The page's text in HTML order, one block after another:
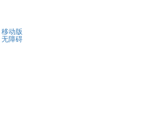
移动版
无障碍